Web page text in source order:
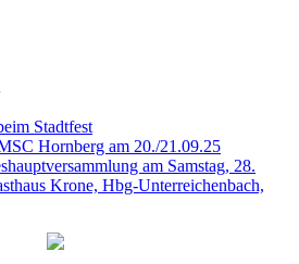
Stadtfest
Hornberg am 20./21.09.25
am Samstag, 28.
Krone, Hbg-Unterreichenbach,